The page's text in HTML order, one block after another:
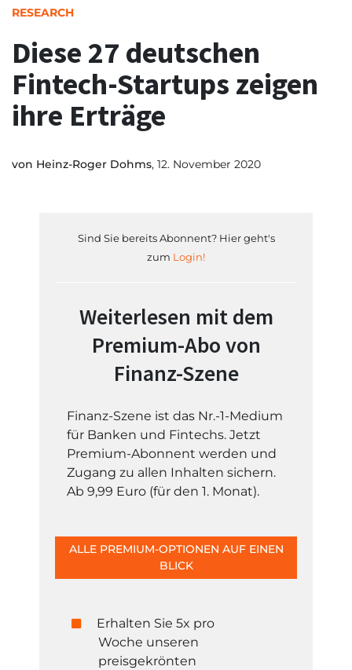
RESEARCH
Diese 27 deutschen
Fintech-Startups zeigen
ihre Erträge
von Heinz-Roger Dohms, 12. November 2020
Sind Sie bereits Abonnent? Hier geht's
zum Login!
Weiterlesen mit dem
Premium-Abo von
Finanz-Szene
Finanz-Szene ist das Nr.-1-Medium
für Banken und Fintechs. Jetzt
Premium-Abonnent werden und
Zugang zu allen Inhalten sichern.
Ab 9,99 Euro (für den 1. Monat).
ALLE PREMIUM-OPTIONEN AUF EINEN
BLICK
Erhalten Sie 5x pro
Woche unseren
preisgekrönten